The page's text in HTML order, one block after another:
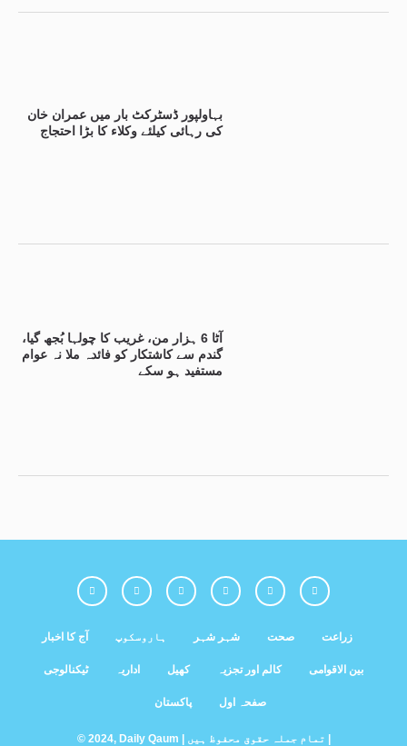
بہاولپور ڈسٹرکٹ بار میں عمران خان
کی رہائی کیلئے وکلاء کا بڑا احتجاج
آٹا 6 ہزار من، غریب کا چولہا بُجھ گیا،
گندم سے کاشتکار کو فائدہ ملا نہ عوام
مستفید ہو سکے
آج کا اخبار ہاروسکوپ شہر شہر صحت زراعت
ٹیکنالوجی اداریہ کھیل کالم اور تجزیہ بین الاقوامی
پاکستان صفحہ اول
© 2024, Daily Qaum | تمام جملہ حقوق محفوظ ہیں |